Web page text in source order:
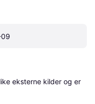
eksterne kilder og er